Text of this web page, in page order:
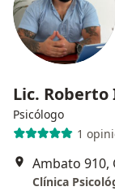
Lic.
Psicólogo
1
Ambato 910,
Clínica